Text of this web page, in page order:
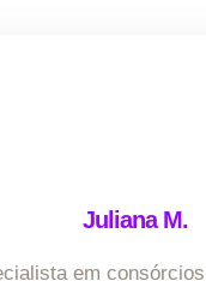
Juliana M.
em